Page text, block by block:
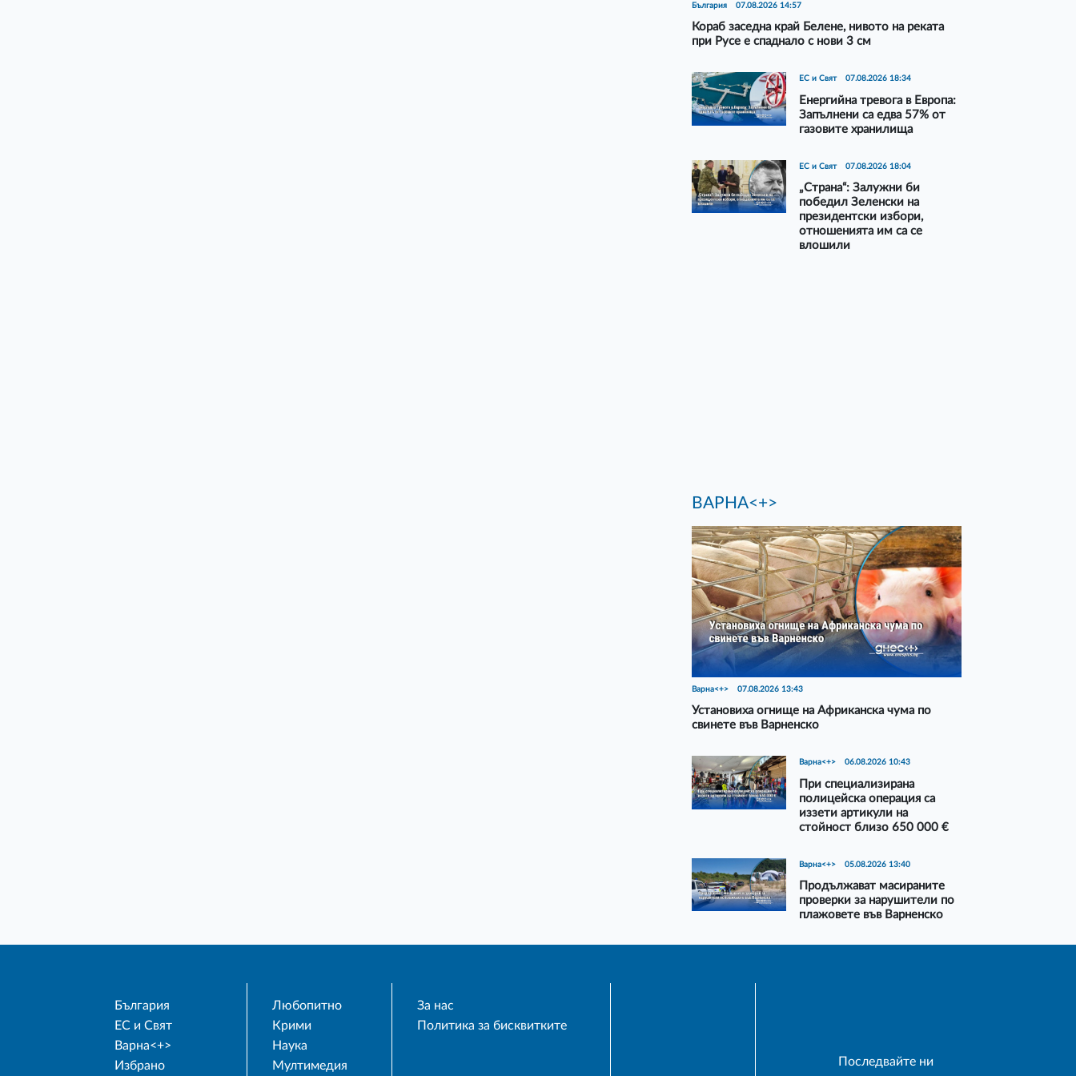
България 07.08.2026 14:57
Кораб заседна край Белене, нивото на реката
при Русе е спаднало с нови 3 см
ЕС и Свят 07.08.2026 18:34
Енергийна тревога в Европа:
Запълнени са едва 57% от
газовите хранилища
ЕС и Свят 07.08.2026 18:04
„Страна“: Залужни би
победил Зеленски на
президентски избори,
отношенията им са се
влошили
ВАРНА<+>
Варна<+> 07.08.2026 13:43
Установиха огнище на Африканска чума по
свинете във Варненско
Варна<+> 06.08.2026 10:43
При специализирана
полицейска операция са
иззети артикули на
стойност близо 650 000 €
Варна<+> 05.08.2026 13:40
Продължават масираните
проверки за нарушители по
плажовете във Варненско
България
ЕС и Свят
Варна<+>
Избрано
Любопитно
Крими
Наука
Мултимедия
За нас
Политика за бисквитките
Последвайте ни